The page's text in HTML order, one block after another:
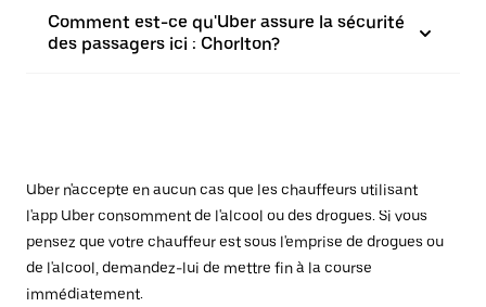
Comment est-ce qu'Uber assure la sécurité
des passagers ici : Chorlton?
Uber n'accepte en aucun cas que les chauffeurs utilisant
l'app Uber consomment de l'alcool ou des drogues. Si vous
pensez que votre chauffeur est sous l'emprise de drogues ou
de l'alcool, demandez-lui de mettre fin à la course
immédiatement.